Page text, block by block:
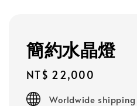
簡約水晶燈
Regular
price
NT$ 22,000
Worldwide shipping